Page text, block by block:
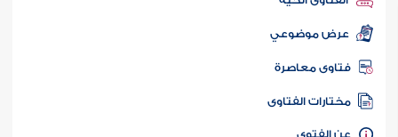
الفتاوى الحية
عرض موضوعي
فتاوى معاصرة